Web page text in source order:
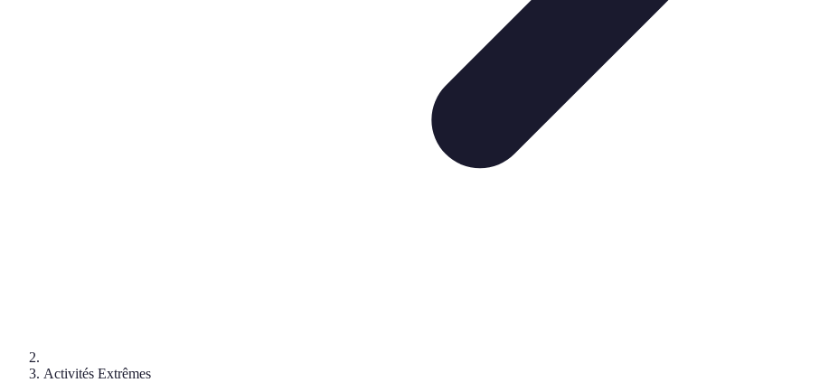
Activités Extrêmes